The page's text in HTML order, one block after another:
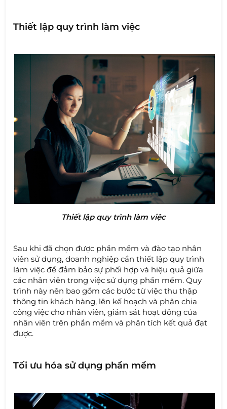
Thiết lập quy trình làm việc
Thiết lập quy trình làm việc
Sau khi đã chọn được phần mềm và đào tạo nhân
viên sử dụng, doanh nghiệp cần thiết lập quy trình
làm việc để đảm bảo sự phối hợp và hiệu quả giữa
các nhân viên trong việc sử dụng phần mềm. Quy
trình này nên bao gồm các bước từ việc thu thập
thông tin khách hàng, lên kế hoạch và phân chia
công việc cho nhân viên, giám sát hoạt động của
nhân viên trên phần mềm và phân tích kết quả đạt
được.
Tối ưu hóa sử dụng phần mềm